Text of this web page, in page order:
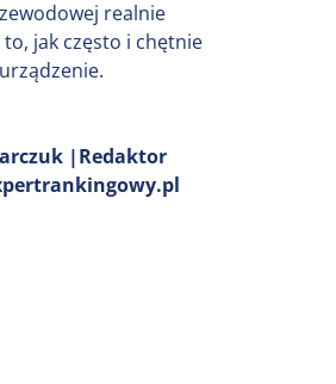
realnie
to, jak często i chętnie
|Redaktor